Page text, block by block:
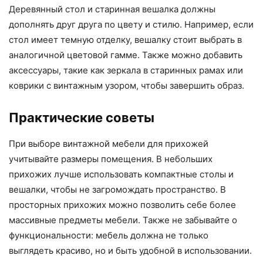
Деревянный стол и старинная вешалка должны
дополнять друг друга по цвету и стилю. Например, если
стол имеет темную отделку, вешалку стоит выбрать в
аналогичной цветовой гамме. Также можно добавить
аксессуары, такие как зеркала в старинных рамах или
коврики с винтажным узором, чтобы завершить образ.
Практические советы
При выборе винтажной мебели для прихожей
учитывайте размеры помещения. В небольших
прихожих лучше использовать компактные столы и
вешалки, чтобы не загромождать пространство. В
просторных прихожих можно позволить себе более
массивные предметы мебели. Также не забывайте о
функциональности: мебель должна не только
выглядеть красиво, но и быть удобной в использовании.